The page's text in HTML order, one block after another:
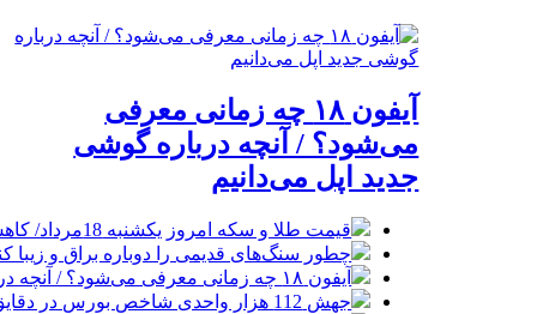
آیفون ۱۸ چه زمانی معرفی
می‌شود؟ / آنچه درباره گوشی
جدید اپل می‌دانیم
قیمت طلا و سکه امروز یکشنبه 18مرداد/ کاهش همه قیمت ها + جدول
چطور سنگ‌های قدیمی را دوباره براق و زیبا
آیفون ۱۸ چه زمانی معرفی می‌شود؟ / آنچه درباره گوشی جدید اپل می‌دانیم
جهش 112 هزار واحدی شاخص بورس در دقایق ابتدایی معاملات امروز